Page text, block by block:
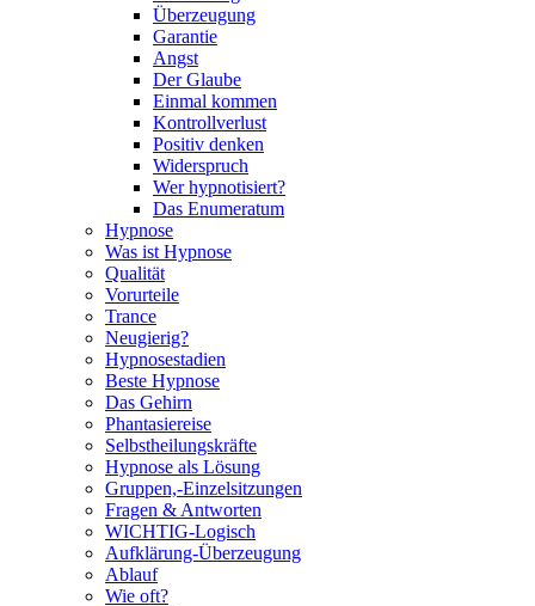
Überzeugung
Garantie
Angst
Der Glaube
Einmal kommen
Kontrollverlust
Positiv denken
Widerspruch
Wer hypnotisiert?
Das Enumeratum
Hypnose
Was ist Hypnose
Qualität
Vorurteile
Trance
Neugierig?
Hypnosestadien
Beste Hypnose
Das Gehirn
Phantasiereise
Selbstheilungskräfte
Hypnose als Lösung
Gruppen,-Einzelsitzungen
Fragen & Antworten
WICHTIG-Logisch
Aufklärung-Überzeugung
Ablauf
Wie oft?